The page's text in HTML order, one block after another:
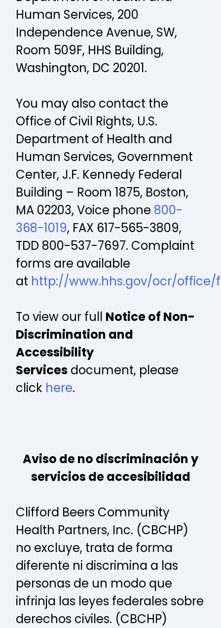
Human Services, 200
Independence Avenue, SW,
Room 509F, HHS Building,
Washington, DC 20201.
You may also contact the
Office of Civil Rights, U.S.
Department of Health and
Human Services, Government
Center, J.F. Kennedy Federal
Building – Room 1875, Boston,
MA 02203, Voice phone 800-
368-1019, FAX 617-565-3809,
TDD 800-537-7697. Complaint
forms are available
at http://www.hhs.gov/ocr/office/
To view our full Notice of Non-
Discrimination and
Accessibility
Services document, please
click here.
Aviso de no discriminación y
servicios de accesibilidad
Clifford Beers Community
Health Partners, Inc. (CBCHP)
no excluye, trata de forma
diferente ni discrimina a las
personas de un modo que
infrinja las leyes federales sobre
derechos civiles. (CBCHP)